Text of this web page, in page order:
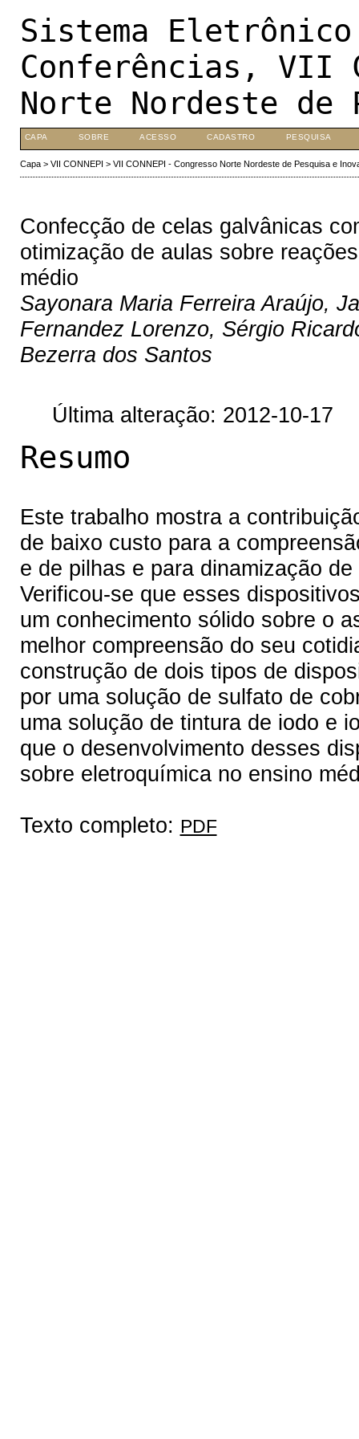
Sistema
Conferências, VII
Norte Nordeste de
CAPA SOBRE ACESSO CADASTRO PESQUISA
Capa> VII CONNEPI > VII CONNEPI - Congresso Norte Nordeste de Pesquisa e
Confecção de celas galvânicas
otimização de aulas sobre
médio
Sayonara Maria Ferreira Araújo,
Fernandez Lorenzo, Sérgio
Bezerra dos Santos
Última alteração: 2012-10-17
Resumo
Este trabalho mostra a
de baixo custo para a
e de pilhas e para dinamização
Verificou-se que esses
um conhecimento sólido sobre o
melhor compreensão do seu
construção de dois tipos de
por uma solução de sulfato de
uma solução de tintura de iodo e
que o desenvolvimento desses
sobre eletroquímica no ensino
Texto completo: PDF